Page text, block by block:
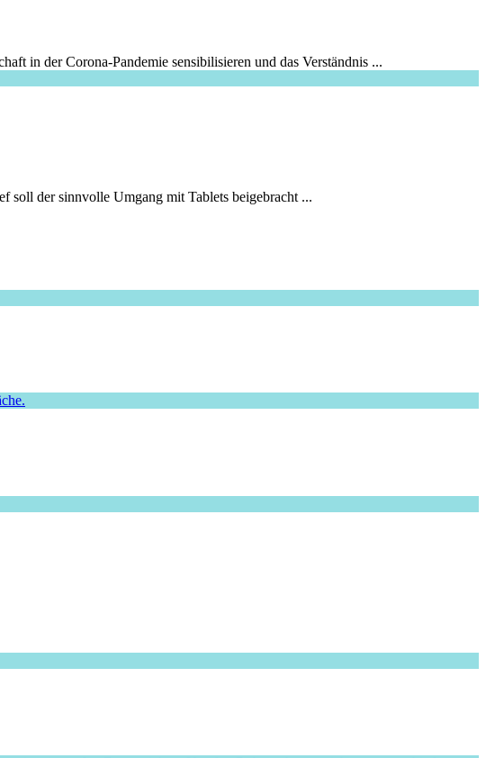
in der Corona-Pandemie sensibilisieren und das Verständnis ...
soll der sinnvolle Umgang mit Tablets beigebracht ...